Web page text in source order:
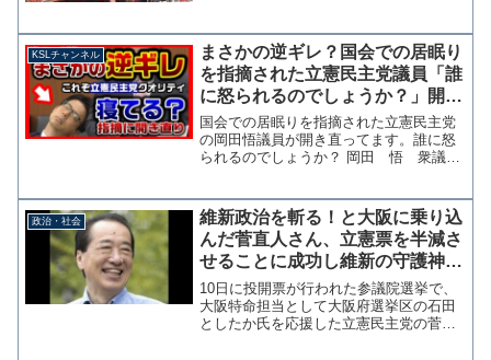
KSLチャンネル
まさかの逆ギレ？国会での居眠り
を指摘された立憲民主党議員「誰
に怒られるのでしょうか？」開き
直り投稿に批判殺到【KSLチャン
ネル】
国会での居眠りを指摘された立憲民主党
の岡田悟議員が開き直ってます。誰に怒
られるのでしょうか？ 岡田 悟 衆議院
9, 2025 4月4日の財務金...
政治・社会
維新政治を斬る！と大阪に乗り込
んだ菅直人さん、立憲票を半減さ
せることに成功し維新の守護神と
化す
10日に投開票が行われた参議院選挙で、
大阪特命担当として大阪府選挙区の石田
としたか氏を応援した立憲民主党の菅直